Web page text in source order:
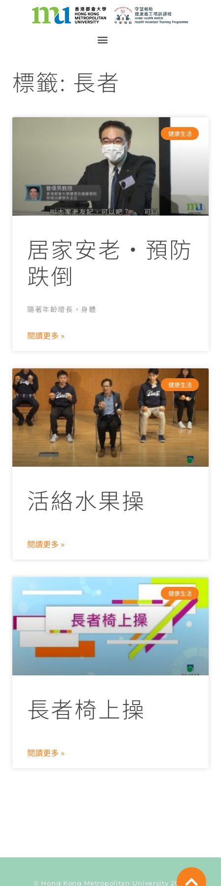
標籤: 長者
健康生活
居家安老‧預防
跌倒
隨著年齡增長，身體
閱讀更多 »
健康生活
活絡水果操
閱讀更多 »
健康生活
長者椅上操
閱讀更多 »
© Hong Kong Metropolitan University 2026